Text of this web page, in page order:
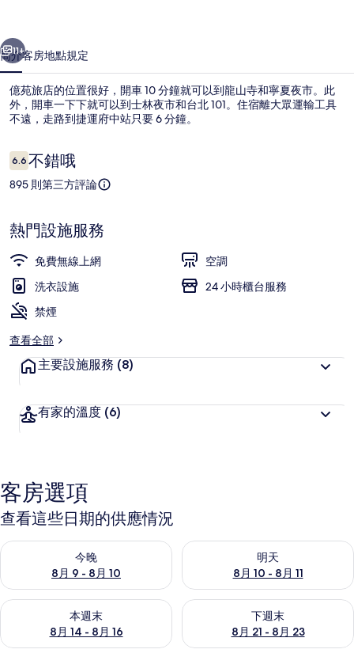
集
個
11+
簡介客房地點規定
億苑旅店的位置很好，開車 10 分鐘就可以到龍山寺和寧夏夜市。此
外，開車一下下就可以到士林夜市和台北 101。住宿離大眾運輸工具
不遠，走路到捷運府中站只要 6 分鐘。
評
論
6.66.6 分，滿分 10 分，
不錯哦
895 則第三方評論
熱門設施服務
免費無線上網
空調
洗衣設施
24 小時櫃台服務
禁煙
查看全部
主要設施服務 (8)
有家的溫度 (6)
客房選項
查看這些日期的供應情況
今晚
8月 9 - 8月 10
查看今晚 (8月 9 - 8月 10) 的供應情況
明天
8月 10 - 8月 11
查看明天 (8月 10 - 8月 11) 的
本週末
8月 14 - 8月 16
查看本週末 (8月 14 - 8月 16) 的供應情況
下週末
8月 21 - 8月 23
查看下週末 (8月 21 - 8月 23)